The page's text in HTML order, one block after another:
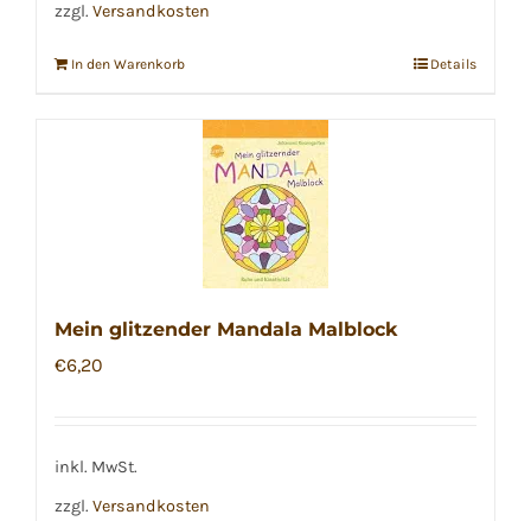
zzgl. Versandkosten
In den Warenkorb Details
Mein glitzender Mandala Malblock
€6,20
inkl. MwSt.
zzgl. Versandkosten